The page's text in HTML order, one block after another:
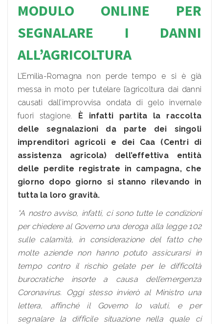
MODULO ONLINE PER
SEGNALARE I DANNI
ALL’AGRICOLTURA
L’Emilia-Romagna non perde tempo e si è già
messa in moto per tutelare l’agricoltura dai danni
causati dall’improvvisa ondata di gelo invernale
fuori stagione. È infatti partita la raccolta
delle segnalazioni da parte dei singoli
imprenditori agricoli e dei Caa (Centri di
assistenza agricola) dell’effettiva entità
delle perdite registrate in campagna, che
giorno dopo giorno si stanno rilevando in
tutta la loro gravità.
“A nostro avviso, infatti, ci sono tutte le condizioni
per chiedere al Governo una deroga alla legge 102
sulle calamità, in considerazione del fatto che
molte aziende non hanno potuto assicurarsi in
tempo contro il rischio gelate per le difficoltà
burocratiche insorte a causa dell’emergenza
Coronavirus. Oggi stesso invierò al Ministro una
lettera, affinché il Governo lo valuti, e per
segnalare la difficile situazione nella quale ci